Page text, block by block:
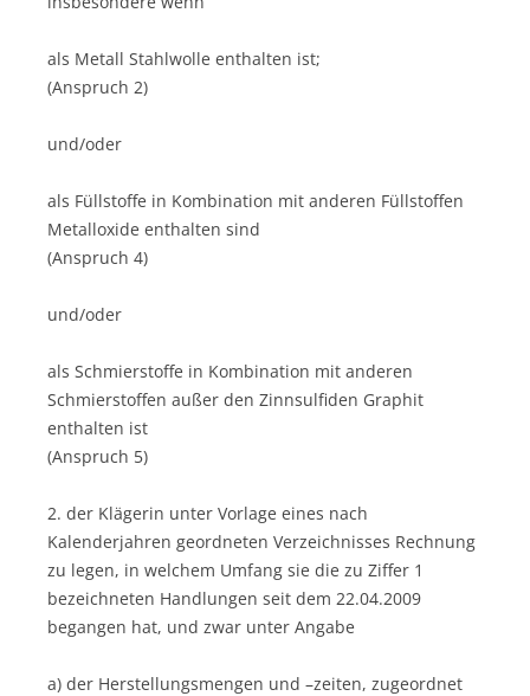
als Metall Stahlwolle enthalten ist;
(Anspruch 2)
und/oder
als Füllstoffe in Kombination mit anderen Füllstoffen
Metalloxide enthalten sind
(Anspruch 4)
und/oder
als Schmierstoffe in Kombination mit anderen
Schmierstoffen außer den Zinnsulfiden Graphit
enthalten ist
(Anspruch 5)
2. der Klägerin unter Vorlage eines nach
Kalenderjahren geordneten Verzeichnisses Rechnung
zu legen, in welchem Umfang sie die zu Ziffer 1
bezeichneten Handlungen seit dem 22.04.2009
begangen hat, und zwar unter Angabe
a) der Herstellungsmengen und –zeiten, zugeordnet